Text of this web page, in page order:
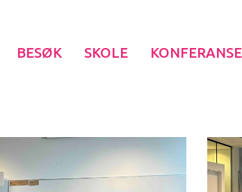
BESØK SKOLE KONFERANSE